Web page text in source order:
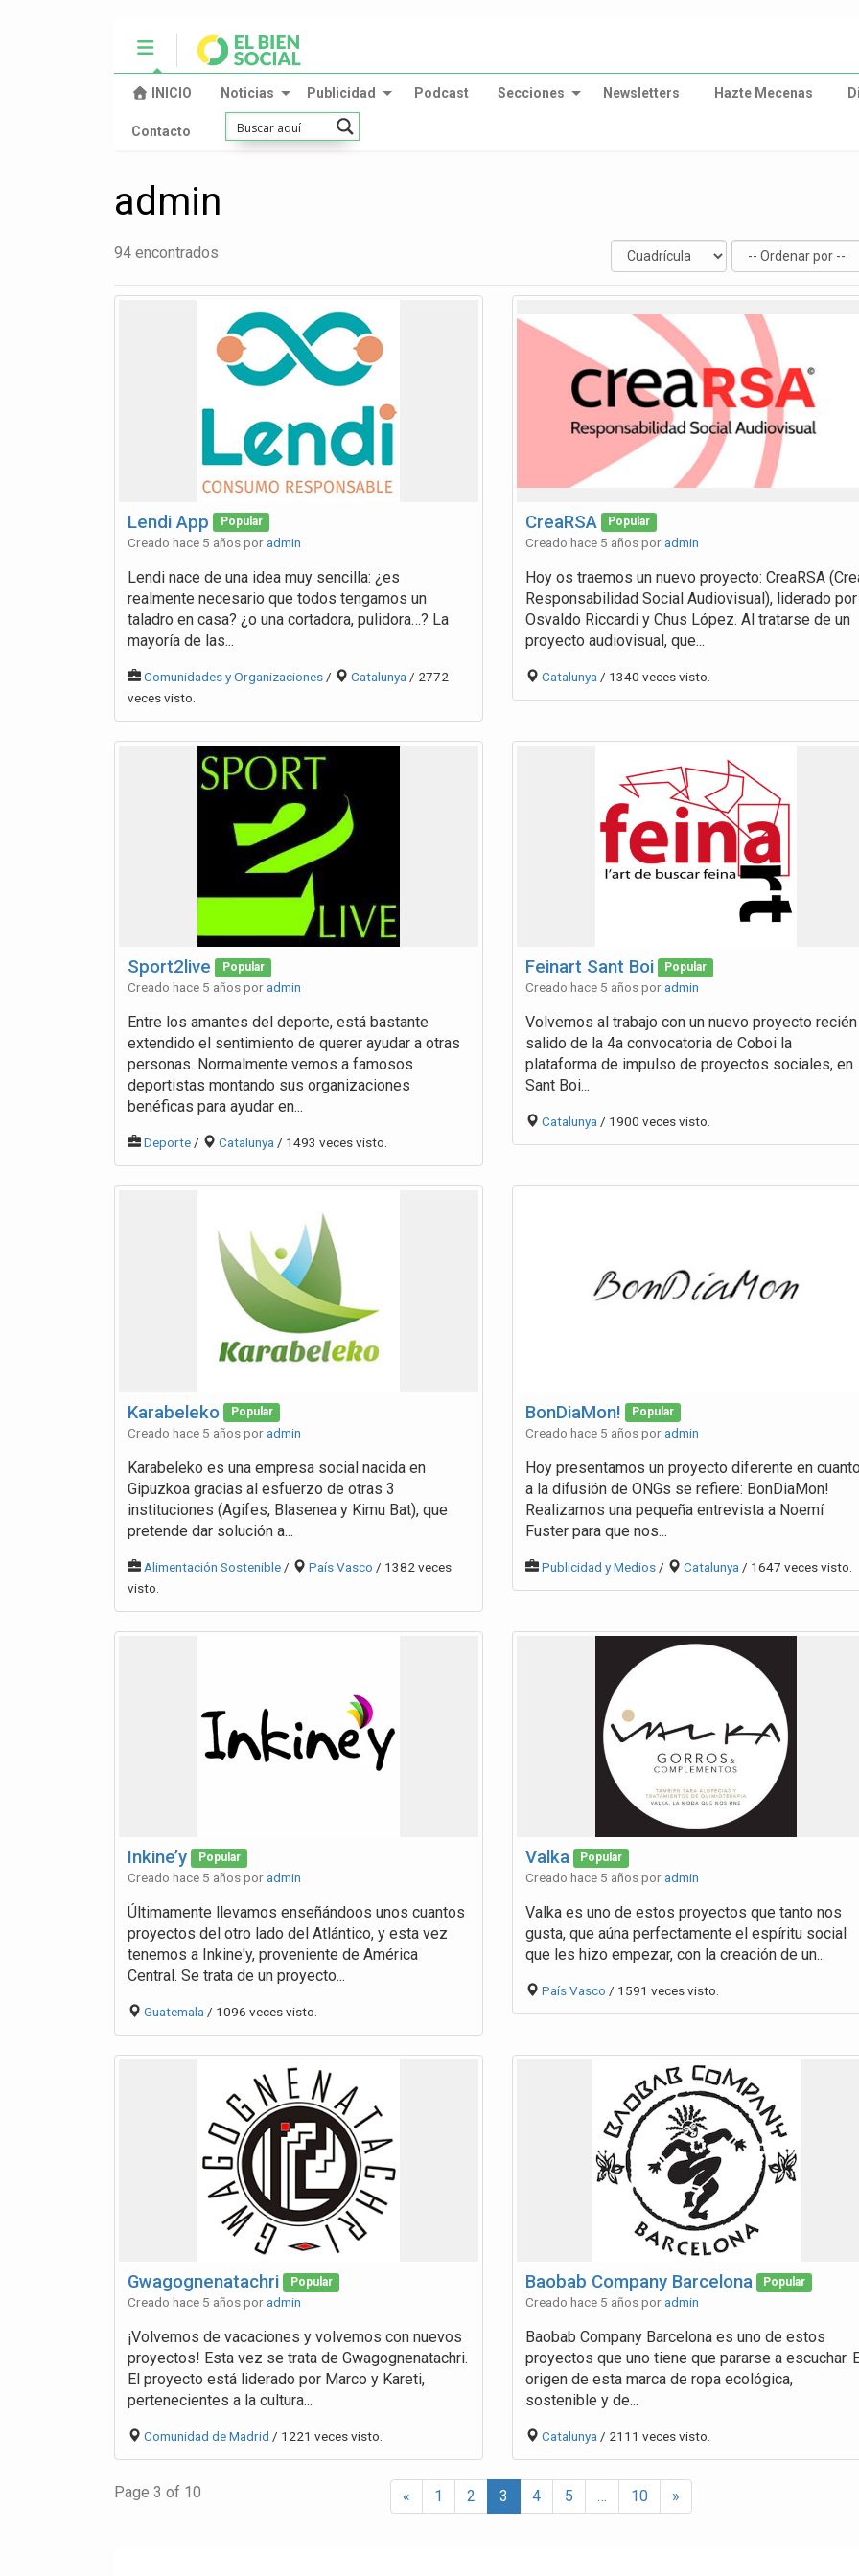
INICIO Noticias Publicidad Podcast Secciones Newsletters Hazte Mecenas
Contacto
admin
94 encontrados
Lendi App Popular
Creado hace 5 años poradmin
Lendi nace de una idea muy sencilla: ¿es
realmente necesario que todos tengamos un
taladro en casa? ¿o una cortadora, pulidora…? La
mayoría de las...
Comunidades y Organizaciones / Catalunya / 2772
veces visto.
CreaRSA Popular
Creado hace 5 años poradmin
Hoy os traemos un nuevo proyecto: CreaRSA
Responsabilidad Social Audiovisual), liderado por
Osvaldo Riccardi y Chus López. Al tratarse de un
proyecto audiovisual, que...
Catalunya / 1340 veces visto.
Sport2live Popular
Creado hace 5 años poradmin
Entre los amantes del deporte, está bastante
extendido el sentimiento de querer ayudar a otras
personas. Normalmente vemos a famosos
deportistas montando sus organizaciones
benéficas para ayudar en...
Deporte/ Catalunya/ 1493 veces visto.
Feinart Sant Boi Popular
Creado hace 5 años poradmin
Volvemos al trabajo con un nuevo proyecto recién
salido de la 4a convocatoria de Coboi la
plataforma de impulso de proyectos sociales, en
Sant Boi...
Catalunya/ 1900 veces visto.
Karabeleko Popular
Creado hace 5 años poradmin
Karabeleko es una empresa social nacida en
Gipuzkoa gracias al esfuerzo de otras 3
instituciones (Agifes, Blasenea y Kimu Bat), que
pretende dar solución a...
Alimentación Sostenible / País Vasco / 1382 veces
visto.
BonDiaMon! Popular
Creado hace 5 años poradmin
Hoy presentamos un proyecto diferente en
a la difusión de ONGs se refiere: BonDiaMon!
Realizamos una pequeña entrevista a Noemí
Fuster para que nos...
Publicidad y Medios/ Catalunya / 1647 veces visto.
Inkine’y Popular
Creado hace 5 años poradmin
Últimamente llevamos enseñándoos unos cuantos
proyectos del otro lado del Atlántico, y esta vez
tenemos a Inkine'y, proveniente de América
Central. Se trata de un proyecto...
Guatemala/ 1096 veces visto.
Valka Popular
Creado hace 5 años poradmin
Valka es uno de estos proyectos que tanto nos
gusta, que aúna perfectamente el espíritu social
que les hizo empezar, con la creación de un...
País Vasco / 1591 veces visto.
Gwagognenatachri Popular
Creado hace 5 años poradmin
¡Volvemos de vacaciones y volvemos con nuevos
proyectos! Esta vez se trata de Gwagognenatachri.
El proyecto está liderado por Marco y Kareti,
pertenecientes a la cultura...
Comunidad de Madrid / 1221 veces visto.
Baobab Company Barcelona Popular
Creado hace 5 años poradmin
Baobab Company Barcelona es uno de estos
proyectos que uno tiene que pararse a escuchar.
origen de esta marca de ropa ecológica,
sostenible y de...
Catalunya / 2111 veces visto.
Page 3 of 10 « 1 2 3 4 5 … 10 »